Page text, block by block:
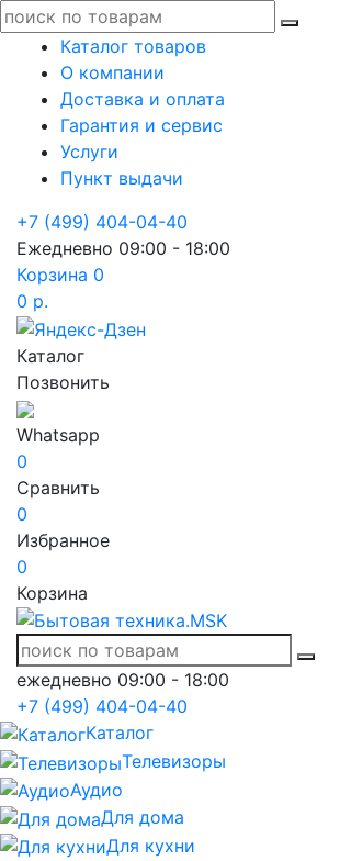
Каталог товаров
О компании
Доставка и оплата
Гарантия и сервис
Услуги
Пункт выдачи
+7 (499) 404-04-40
Ежедневно 09:00 - 18:00
Корзина 0
0 р.
Каталог
Позвонить
Whatsapp
0
Сравнить
0
Избранное
0
Корзина
ежедневно 09:00 - 18:00
+7 (499) 404-04-40
Каталог
Телевизоры
Аудио
Для дома
Для кухни